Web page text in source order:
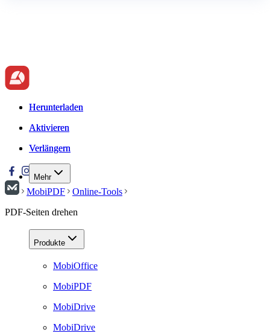
Herunterladen
Aktivieren
Verlängern
Mehr
Herunterladen
Aktivieren
Verlängern
MobiPDF
Online-Tools
PDF-Seiten drehen
Produkte
MobiOffice
MobiPDF
MobiDrive
MobiDrive